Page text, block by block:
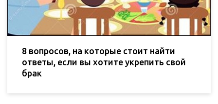
8 вопросов, на которые стоит найти
ответы, если вы хотите укрепить свой
брак